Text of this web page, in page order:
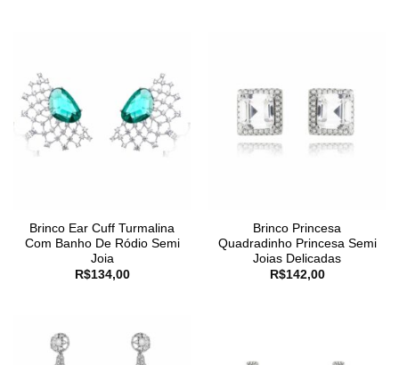
Brinco Ear Cuff Turmalina
Com Banho De Ródio Semi
Joia
R$134,00
Brinco Princesa
Quadradinho Princesa Semi
Joias Delicadas
R$142,00